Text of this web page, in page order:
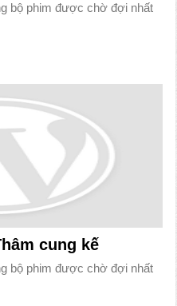
bộ phim được chờ đợi nhất
cung kế
bộ phim được chờ đợi nhất